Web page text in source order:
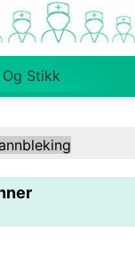
Stikk
Folkehelse Og
Helse